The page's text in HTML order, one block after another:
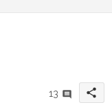
13 share